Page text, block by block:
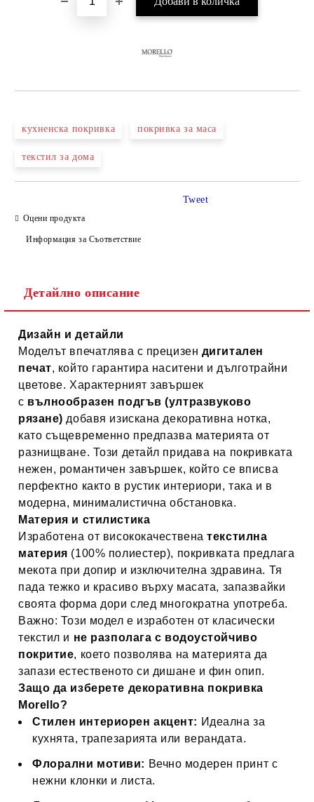
кухненска покривка покривка за маса
текстил за дома
Оцени продукта
Информация за Съответствие
Tweet
Детайлно описание
Дизайн и детайли
Моделът впечатлява с прецизен дигитален
печат, който гарантира наситени и дълготрайни
цветове. Характерният завършек
с вълнообразен подгъв (ултразвуково
рязане) добавя изискана декоративна нотка,
като същевременно предпазва материята от
разнищване. Този детайл придава на покривката
нежен, романтичен завършек, който се вписва
перфектно както в рустик интериори, така и в
модерна, минималистична обстановка.
Материя и стилистика
Изработена от висококачественатекстилна
материя (100% полиестер), покривката предлага
мекота при допир и изключителна здравина. Тя
пада тежко и красиво върху масата, запазвайки
своята форма дори след многократна употреба.
Важно: Този модел е изработен от класически
текстил и не разполага с водоустойчиво
покритие, което позволява на материята да
запази естественото си дишане и фин опип.
Защо да изберете декоративна покривка
Morello?
Стилен интериорен акцент: Идеална за
кухнята, трапезарията или верандата.
Флорални мотиви: Вечно модерен принт с
нежни клонки и листа.